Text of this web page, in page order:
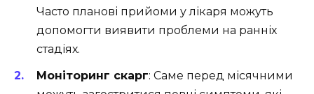
Часто планові прийоми у лікаря можуть
допомогти виявити проблеми на ранніх
стадіях.
Моніторинг скарг: Саме перед місячними